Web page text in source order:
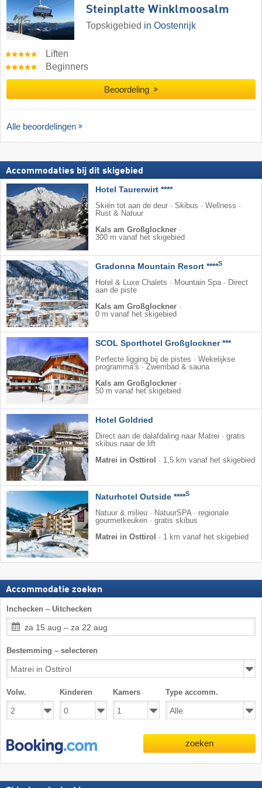
Steinplatte Winklmoosalm
Topskigebied in Oostenrijk
Liften
Beginners
Beoordeling
Alle beoordelingen
Accommodaties bij dit skigebied
Hotel Taurerwirt ****
Skiën tot aan de deur · Skibus · Wellness ·
Rust & Natuur
Kals am Großglockner ·
300 m vanaf het skigebied
Gradonna Mountain Resort ****S
Hotel & Luxe Chalets · Mountain Spa · Direct
aan de piste
Kals am Großglockner ·
0 m vanaf het skigebied
SCOL Sporthotel Großglockner ***
Perfecte ligging bij de pistes · Wekelijkse
programma’s · Zwembad & sauna
Kals am Großglockner ·
50 m vanaf het skigebied
Hotel Goldried
Direct aan de dalafdaling naar Matrei · gratis
skibus naar de lift
Matrei in Osttirol
· 1,5 km vanaf het skigebied
Naturhotel Outside ****S
Natuur & milieu · NatuurSPA · regionale
gourmetkeuken · gratis skibus
Matrei in Osttirol
· 1 km vanaf het skigebied
Accommodatie zoeken
Inchecken – Uitchecken
za 15 aug – za 22 aug
Bestemming – selecteren
Volw. Kinderen Kamers Type accomm.
zoeken